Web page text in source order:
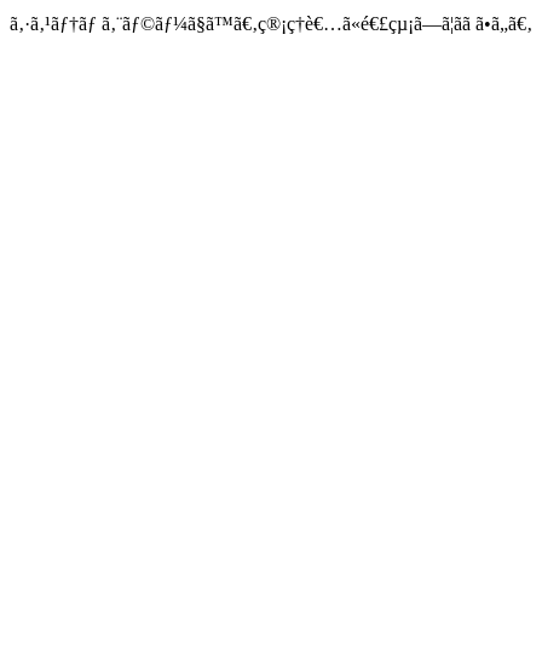
ã‚·ã‚¹ãƒ†ãƒ ã‚¨ãƒ©ãƒ¼ã§ã™ã€‚ç®¡ç†è€…ã«é€£çµ¡ã—ã¦ãã ã•ã„ã€‚